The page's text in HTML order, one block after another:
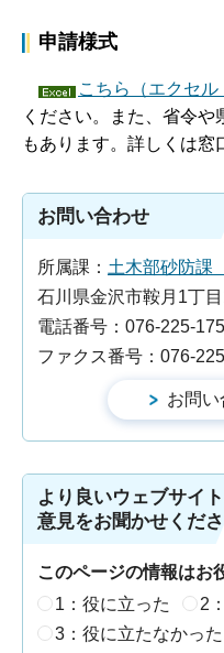
申請様式
こちら（エクセル
ください。また、省令
もあります。詳しくは窓
お問い合わせ
所属課： 土木部砂防課
石川県金沢市鞍月1丁
電話番号：076-225-
ファクス番号：076-
より良いウェブサイ
意見をお聞かせくだ
このページの情報はお
1：役に立った
2
3：役に立たなかった